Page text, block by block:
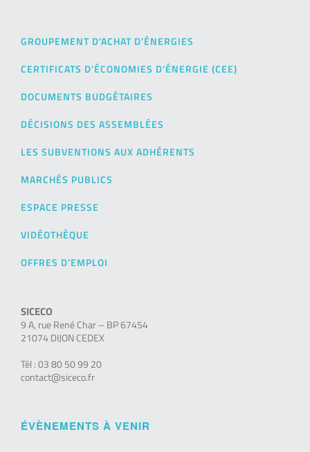
GROUPEMENT D’ACHAT D’ÉNERGIES
CERTIFICATS D’ÉCONOMIES D’ÉNERGIE (CEE)
DOCUMENTS BUDGÉTAIRES
DÉCISIONS DES ASSEMBLÉES
LES SUBVENTIONS AUX ADHÉRENTS
MARCHÉS PUBLICS
ESPACE PRESSE
VIDÉOTHÈQUE
OFFRES D’EMPLOI
SICECO
9 A, rue René Char – BP 67454
21074 DIJON CEDEX
Tél : 03 80 50 99 20
contact@siceco.fr
ÉVÈNEMENTS À VENIR